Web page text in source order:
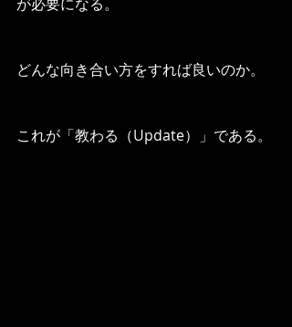
どんな向き合い方をすれば良いのか。
これが「教わる（Update）」である。